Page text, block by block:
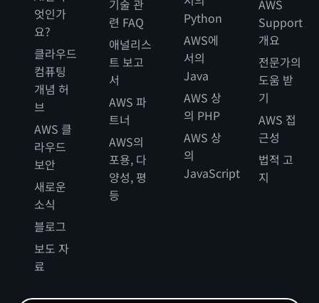
엇인가
요?
클라우드
컴퓨팅
개념 허
브
AWS 클
라우드
보안
새로운
소식
블로그
보도 자
료
기술 관
련 FAQ
애널리스
트 보고
서
AWS 파
트너
AWS의
포용, 다
양성, 평
등
Python
AWS에
서의
Java
AWS 상
의 PHP
AWS 상
의
JavaScript
AWS
Support
개요
전문가의
도움 받
기
AWS 접
근성
법적 고
지